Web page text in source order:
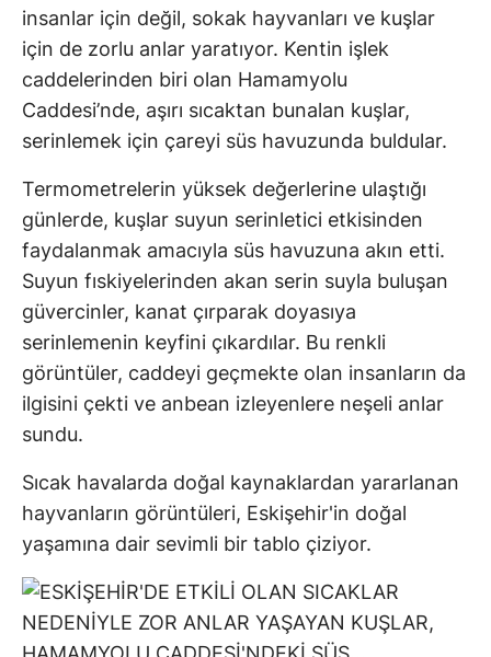
insanlar için değil, sokak hayvanları ve kuşlar
için de zorlu anlar yaratıyor. Kentin işlek
caddelerinden biri olan Hamamyolu
Caddesi’nde, aşırı sıcaktan bunalan kuşlar,
serinlemek için çareyi süs havuzunda buldular.
Termometrelerin yüksek değerlerine ulaştığı
günlerde, kuşlar suyun serinletici etkisinden
faydalanmak amacıyla süs havuzuna akın etti.
Suyun fıskiyelerinden akan serin suyla buluşan
güvercinler, kanat çırparak doyasıya
serinlemenin keyfini çıkardılar. Bu renkli
görüntüler, caddeyi geçmekte olan insanların da
ilgisini çekti ve anbean izleyenlere neşeli anlar
sundu.
Sıcak havalarda doğal kaynaklardan yararlanan
hayvanların görüntüleri, Eskişehir'in doğal
yaşamına dair sevimli bir tablo çiziyor.